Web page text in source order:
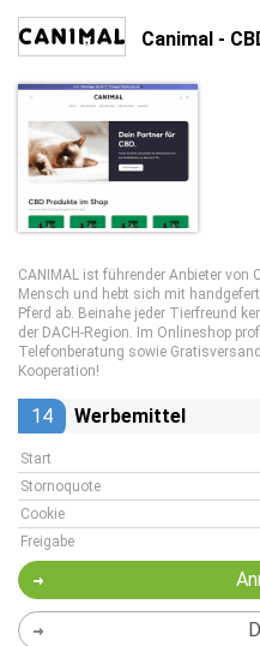
Canimal -
CANIMAL ist führender Anbieter von
Mensch und hebt sich mit
Pferd ab. Beinahe jeder Tierfreund
der DACH-Region. Im Onlineshop
Telefonberatung sowie
Kooperation!
14 Werbemittel
Start
Stornoquote
Cookie
Freigabe